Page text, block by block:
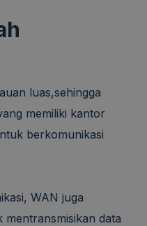
luas,sehingga
memiliki kantor
berkomunikasi
WAN juga
data